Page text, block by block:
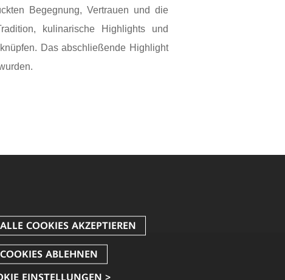
Begegnung, Vertrauen und die
kulinarische Highlights und
Das abschließende Highlight
EINSTELLUNGEN >